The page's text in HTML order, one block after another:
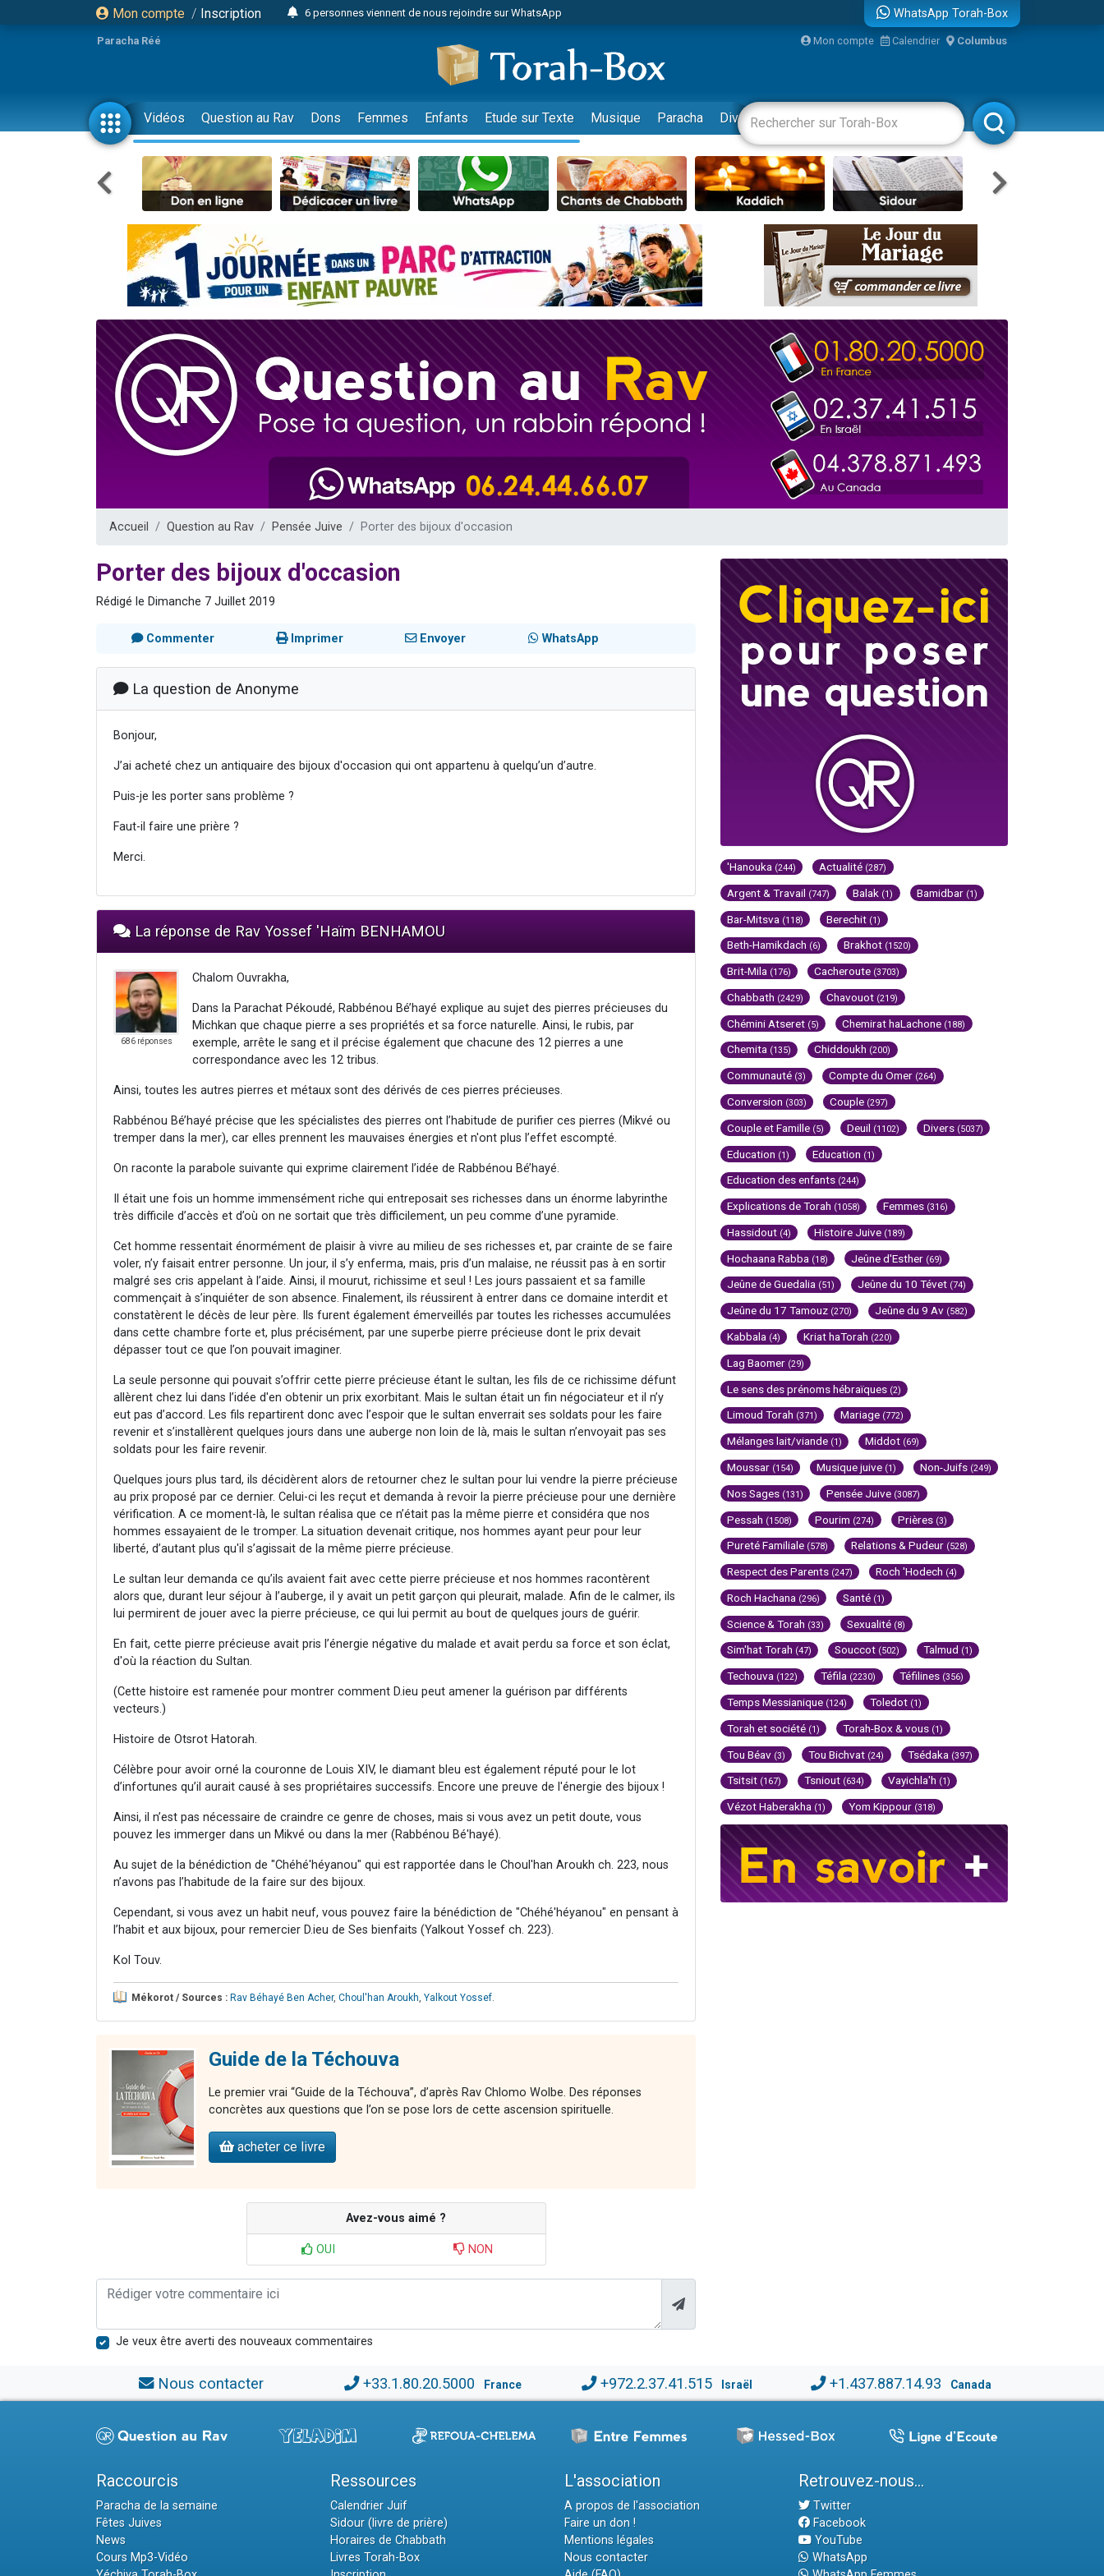
Mon compte / Inscription
6 personnes viennent de nous rejoindre sur WhatsApp
2 personnes viennent de faire un don pour 1 Journée de Vacances Pour les Enfants
17 personnes viennent de demander une bénédiction
4 personnes viennent de nous rejoindre sur WhatsApp
Il reste 49 places pour étudier en groupe sur Zoom
23 personnes viennent de faire un don pour Diane, 80 ans, dans un appartement insalubre
Eva vient de donner son Maasser
4 personnes viennent de nous rejoindre sur WhatsApp
3 personnes viennent de faire un don pour 5 jours de vacances aux Orphelins
Odaya vient de donner son Maasser
13 personnes viennent de demander une bénédiction
2 personnes viennent de nous rejoindre sur WhatsApp
30 personnes viennent de faire un don pour Sauvez la jambe de Yohan
Il reste 49 places pour étudier en groupe sur Zoom
3 personnes viennent de nous rejoindre sur WhatsApp
2 personnes viennent de nous rejoindre sur WhatsApp
2 personnes viennent de nous rejoindre sur WhatsApp
WhatsApp Torah-Box
Paracha Réé Mon compte Calendrier Columbus
Vidéos Question au Rav Dons Femmes Enfants Etude sur Texte Musique Paracha Divertissements Livres Rabbanim
Accueil Question au Rav Pensée Juive Porter des bijoux d'occasion
Porter des bijoux d'occasion
Rédigé le Dimanche 7 Juillet 2019
Commenter Imprimer Envoyer WhatsApp
La question de Anonyme
Bonjour,
J’ai acheté chez un antiquaire des bijoux d'occasion qui ont appartenu à quelqu’un d’autre.
Puis-je les porter sans problème ?
Faut-il faire une prière ?
Merci.
La réponse de Rav Yossef 'Haïm BENHAMOU
686 réponses
Chalom Ouvrakha,
Dans la Parachat Pékoudé, Rabbénou Bé’hayé explique au sujet des pierres précieuses du
Michkan que chaque pierre a ses propriétés et sa force naturelle. Ainsi, le rubis, par
exemple, arrête le sang et il précise également que chacune des 12 pierres a une
correspondance avec les 12 tribus.
Ainsi, toutes les autres pierres et métaux sont des dérivés de ces pierres précieuses.
Rabbénou Bé’hayé précise que les spécialistes des pierres ont l’habitude de purifier ces pierres (Mikvé ou
tremper dans la mer), car elles prennent les mauvaises énergies et n'ont plus l’effet escompté.
On raconte la parabole suivante qui exprime clairement l’idée de Rabbénou Bé’hayé.
Il était une fois un homme immensément riche qui entreposait ses richesses dans un énorme labyrinthe
très difficile d’accès et d’où on ne sortait que très difficilement, un peu comme d’une pyramide.
Cet homme ressentait énormément de plaisir à vivre au milieu de ses richesses et, par crainte de se faire
voler, n’y faisait entrer personne. Un jour, il s’y enferma, mais, pris d’un malaise, ne réussit pas à en sortir
malgré ses cris appelant à l’aide. Ainsi, il mourut, richissime et seul ! Les jours passaient et sa famille
commençait à s’inquiéter de son absence. Finalement, ils réussirent à entrer dans ce domaine interdit et
constatèrent le décès de leur père. Ils furent également émerveillés par toutes les richesses accumulées
dans cette chambre forte et, plus précisément, par une superbe pierre précieuse dont le prix devait
dépasser tout ce que l’on pouvait imaginer.
La seule personne qui pouvait s’offrir cette pierre précieuse étant le sultan, les fils de ce richissime défunt
allèrent chez lui dans l’idée d'en obtenir un prix exorbitant. Mais le sultan était un fin négociateur et il n’y
eut pas d’accord. Les fils repartirent donc avec l’espoir que le sultan enverrait ses soldats pour les faire
revenir et s’installèrent quelques jours dans une auberge non loin de là, mais le sultan n’envoyait pas ses
soldats pour les faire revenir.
Quelques jours plus tard, ils décidèrent alors de retourner chez le sultan pour lui vendre la pierre précieuse
au prix proposé par ce dernier. Celui-ci les reçut et demanda à revoir la pierre précieuse pour une dernière
vérification. A ce moment-là, le sultan réalisa que ce n’était pas la même pierre et considéra que nos
hommes essayaient de le tromper. La situation devenait critique, nos hommes ayant peur pour leur
liberté, d’autant plus qu'il s’agissait de la même pierre précieuse.
Le sultan leur demanda ce qu’ils avaient fait avec cette pierre précieuse et nos hommes racontèrent
alors que, durant leur séjour à l’auberge, il y avait un petit garçon qui pleurait, malade. Afin de le calmer, ils
lui permirent de jouer avec la pierre précieuse, ce qui lui permit au bout de quelques jours de guérir.
En fait, cette pierre précieuse avait pris l’énergie négative du malade et avait perdu sa force et son éclat,
d'où la réaction du Sultan.
(Cette histoire est ramenée pour montrer comment D.ieu peut amener la guérison par différents
vecteurs.)
Histoire de Otsrot Hatorah.
Célèbre pour avoir orné la couronne de Louis XIV, le diamant bleu est également réputé pour le lot
d’infortunes qu’il aurait causé à ses propriétaires successifs. Encore une preuve de l'énergie des bijoux !
Ainsi, il n’est pas nécessaire de craindre ce genre de choses, mais si vous avez un petit doute, vous
pouvez les immerger dans un Mikvé ou dans la mer (Rabbénou Bé'hayé).
Au sujet de la bénédiction de "Chéhé'héyanou" qui est rapportée dans le Choul'han Aroukh ch. 223, nous
n’avons pas l’habitude de la faire sur des bijoux.
Cependant, si vous avez un habit neuf, vous pouvez faire la bénédiction de "Chéhé'héyanou" en pensant à
l’habit et aux bijoux, pour remercier D.ieu de Ses bienfaits (Yalkout Yossef ch. 223).
Kol Touv.
Mékorot / Sources : Rav Béhayé Ben Acher, Choul'han Aroukh Yalkout Yossef
Guide de la Téchouva
Le premier vrai “Guide de la Téchouva”, d’après Rav Chlomo Wolbe. Des réponses
concrètes aux questions que l’on se pose lors de cette ascension spirituelle.
acheter ce livre
Avez-vous aimé ?
OUI NON
Je veux être averti des nouveaux commentaires
'Hanouka (244) Actualité (287)
Argent & Travail (747) Balak (1) Bamidbar (1)
Bar-Mitsva (118) Berechit (1)
Beth-Hamikdach (6) Brakhot (1520)
Brit-Mila (176) Cacheroute (3703)
Chabbath (2429) Chavouot (219)
Chémini Atseret (5) Chemirat haLachone (188)
Chemita (135) Chiddoukh (200)
Communauté (3) Compte du Omer (264)
Conversion (303) Couple (297)
Couple et Famille (5) Deuil (1102) Divers (5037)
Education (1) Education (1)
Education des enfants (244)
Explications de Torah (1058) Femmes (316)
Hassidout (4) Histoire Juive (189)
Hochaana Rabba (18) Jeûne d'Esther (69)
Jeûne de Guedalia (51) Jeûne du 10 Tévet (74)
Jeûne du 17 Tamouz (270) Jeûne du 9 Av (582)
Kabbala (4) Kriat haTorah (220)
Lag Baomer (29)
Le sens des prénoms hébraïques (2)
Limoud Torah (371) Mariage (772)
Mélanges lait/viande (1) Middot (69)
Moussar (154) Musique juive (1) Non-Juifs (249)
Nos Sages (131) Pensée Juive (3087)
Pessah (1508) Pourim (274) Prières (3)
Pureté Familiale (578) Relations & Pudeur (528)
Respect des Parents (247) Roch 'Hodech (4)
Roch Hachana (296) Santé (1)
Science & Torah (33) Sexualité (8)
Sim'hat Torah (47) Souccot (502) Talmud (1)
Techouva (122) Téfila (2230) Téfilines (356)
Temps Messianique (124) Toledot (1)
Torah et société (1) Torah-Box & vous (1)
Tou Béav (3) Tou Bichvat (24) Tsédaka (397)
Tsitsit (167) Tsniout (634) Vayichla'h (1)
Vézot Haberakha (1) Yom Kippour (318)
Nous contacter +33.1.80.20.5000 France +972.2.37.41.515 Israël +1.437.887.14.93 Canada
Raccourcis
Paracha de la semaine
Fêtes Juives
News
Cours Mp3-Vidéo
Ressources
Calendrier Juif
Sidour (livre de prière)
Horaires de Chabbath
Livres Torah-Box
L'association
A propos de l'association
Faire un don !
Mentions légales
Nous contacter
Retrouvez-nous...
Twitter
Facebook
YouTube
WhatsApp